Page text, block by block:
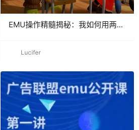
EMU操作精髓揭秘：我如何用两大
Lucifer